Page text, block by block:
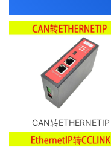
CAN转ETHERNETIP